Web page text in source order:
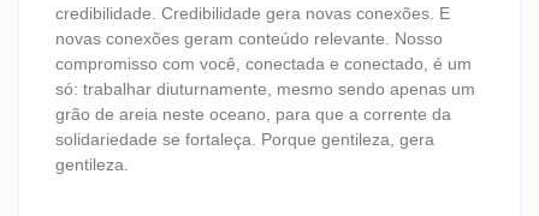
credibilidade. Credibilidade gera novas conexões. E
novas conexões geram conteúdo relevante. Nosso
compromisso com você, conectada e conectado, é um
só: trabalhar diuturnamente, mesmo sendo apenas um
grão de areia neste oceano, para que a corrente da
solidariedade se fortaleça. Porque gentileza, gera
gentileza.